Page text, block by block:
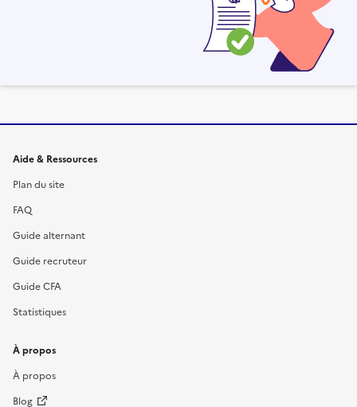
Informations et liens du site
Aide & Ressources
Plan du site
FAQ
Guide alternant
Guide recruteur
Guide CFA
Statistiques
À propos
À propos
Blog